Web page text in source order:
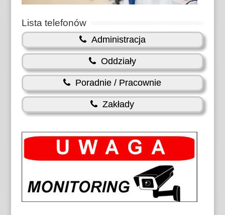
Lista telefonów
Administracja
Oddziały
Poradnie / Pracownie
Zakłady